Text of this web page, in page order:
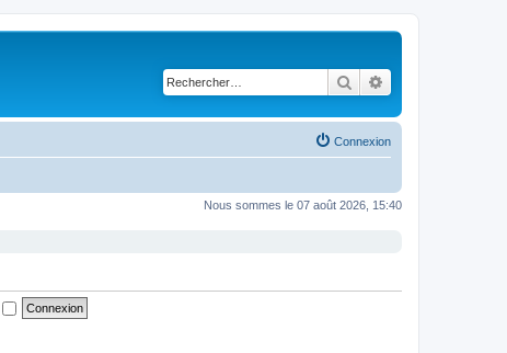
Rechercher
Connexion
Nous sommes le 07 août 2026, 15:40